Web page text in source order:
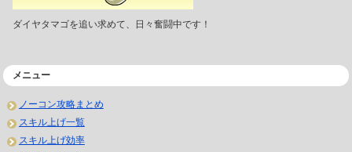
ダイヤタマゴを追い求めて、日々奮闘中です！
メニュー
ノーコン攻略まとめ
スキル上げ一覧
スキル上げ効率